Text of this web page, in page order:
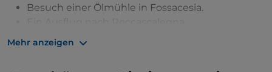
Besuch einer Ölmühle in Fossacesia.
Der erste Kontakt mit Fossacesia und Torino di
Mehr anzeigen